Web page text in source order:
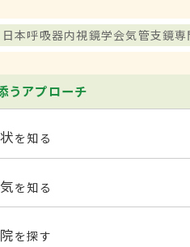
日本呼吸器内視鏡学会気管支鏡
うアプローチ
を知る
を知る
を探す